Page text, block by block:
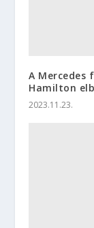
A Mercedes
Hamilton
2023.11.23.